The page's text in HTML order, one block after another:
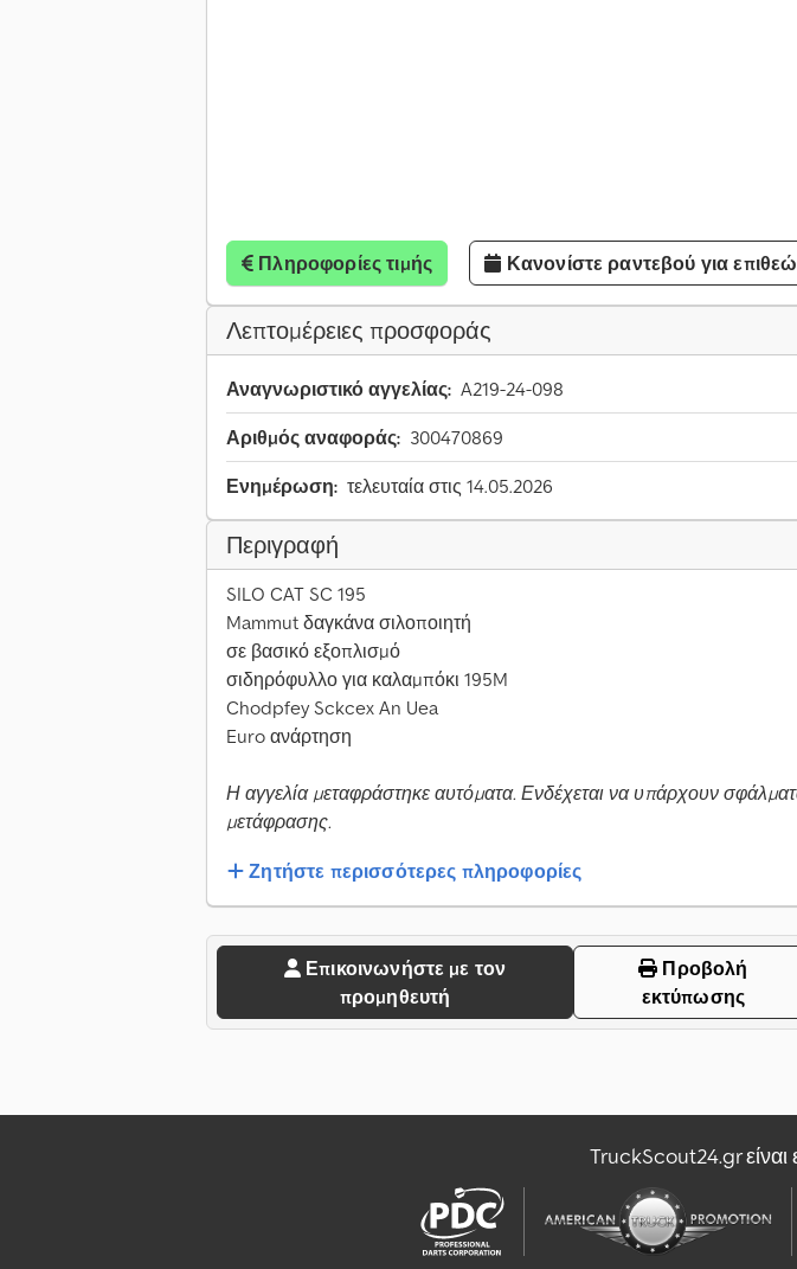
Πληροφορίες τιμής Κανονίστε ραντεβού για
Λεπτομέρειες προσφοράς
Αναγνωριστικό αγγελίας: A219-24-098
Αριθμός αναφοράς: 300470869
Ενημέρωση: τελευταία στις 14.05.2026
Περιγραφή
SILO CAT SC 195
Mammut δαγκάνα σιλοποιητή
σε βασικό εξοπλισμό
σιδηρόφυλλο για καλαμπόκι 195M
Chodpfey Sckcex An Uea
Euro ανάρτηση
Η αγγελία μεταφράστηκε αυτόματα. Ενδέχεται να υπάρχουν
μετάφρασης.
Ζητήστε περισσότερες πληροφορίες
Επικοινωνήστε με τον
προμηθευτή
Προβολή
εκτύπωσης
TruckScout24.gr